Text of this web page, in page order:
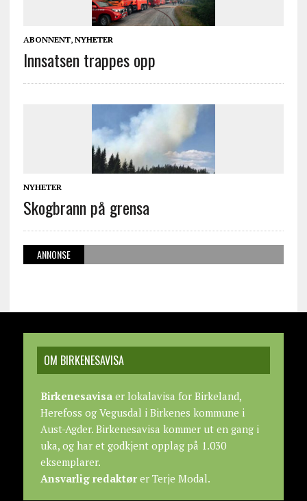
ABONNENT, NYHETER
Innsatsen trappes opp
NYHETER
Skogbrann på grensa
ANNONSE
OM BIRKENESAVISA
Birkenesavisaer lokalavisa for Birkeland,
Herefoss og Vegusdal i Birkenes kommune i
Aust-Agder. Birkenesavisa kommer ut en gang i
uka, og har et godkjent opplag på 1.030
eksemplarer.
Ansvarlig redaktører Terje Modal.